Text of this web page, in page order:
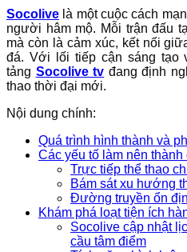
Socolive là một cuộc cách
người hâm mộ. Mỗi trận đấu
mà còn là cảm xúc, kết nối
đá. Với lối tiếp cận sáng tạo
tảng Socolive tv đang định
thao thời đại mới.
Nội dung chính:
Quá trình hình thành và
Các yếu tố làm nên
Trực tiếp thể thao
Bám sát xu hướng
Đường truyền ổn
Khám phá loạt tiện ích
Socolive cập nhật
cầu tâm điểm